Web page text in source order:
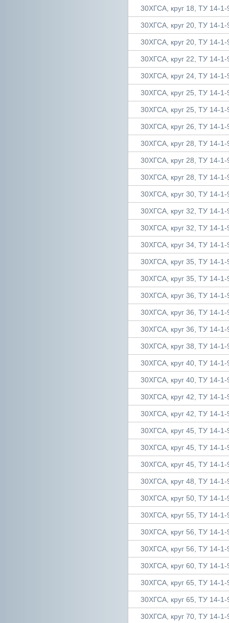
30ХГСА, круг 18, ТУ 14-
30ХГСА, круг 20, ТУ 14-
30ХГСА, круг 20, ТУ 14-
30ХГСА, круг 22, ТУ 14-
30ХГСА, круг 24, ТУ 14-
30ХГСА, круг 25, ТУ 14-
30ХГСА, круг 25, ТУ 14-
30ХГСА, круг 26, ТУ 14-
30ХГСА, круг 28, ТУ 14-
30ХГСА, круг 28, ТУ 14-
30ХГСА, круг 28, ТУ 14-
30ХГСА, круг 30, ТУ 14-
30ХГСА, круг 32, ТУ 14-
30ХГСА, круг 32, ТУ 14-
30ХГСА, круг 34, ТУ 14-
30ХГСА, круг 35, ТУ 14-
30ХГСА, круг 35, ТУ 14-
30ХГСА, круг 36, ТУ 14-
30ХГСА, круг 36, ТУ 14-
30ХГСА, круг 36, ТУ 14-
30ХГСА, круг 38, ТУ 14-
30ХГСА, круг 40, ТУ 14-
30ХГСА, круг 40, ТУ 14-
30ХГСА, круг 42, ТУ 14-
30ХГСА, круг 42, ТУ 14-
30ХГСА, круг 45, ТУ 14-
30ХГСА, круг 45, ТУ 14-
30ХГСА, круг 45, ТУ 14-
30ХГСА, круг 48, ТУ 14-
30ХГСА, круг 50, ТУ 14-
30ХГСА, круг 55, ТУ 14-
30ХГСА, круг 56, ТУ 14-
30ХГСА, круг 56, ТУ 14-
30ХГСА, круг 60, ТУ 14-
30ХГСА, круг 65, ТУ 14-
30ХГСА, круг 65, ТУ 14-
30ХГСА, круг 70, ТУ 14-